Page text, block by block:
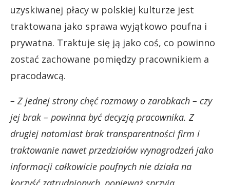
uzyskiwanej płacy w polskiej kulturze jest
traktowana jako sprawa wyjątkowo poufna i
prywatna. Traktuje się ją jako coś, co powinno
zostać zachowane pomiędzy pracownikiem a
pracodawcą.
– Z jednej strony chęć rozmowy o zarobkach – czy
jej brak – powinna być decyzją pracownika. Z
drugiej natomiast brak transparentności firm i
traktowanie nawet przedziałów wynagrodzeń jako
informacji całkowicie poufnych nie działa na